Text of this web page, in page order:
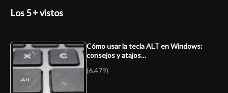
Los 5 + vistos
Cómo usar la tecla ALT en Windows:
consejos y atajos…
(6.479)